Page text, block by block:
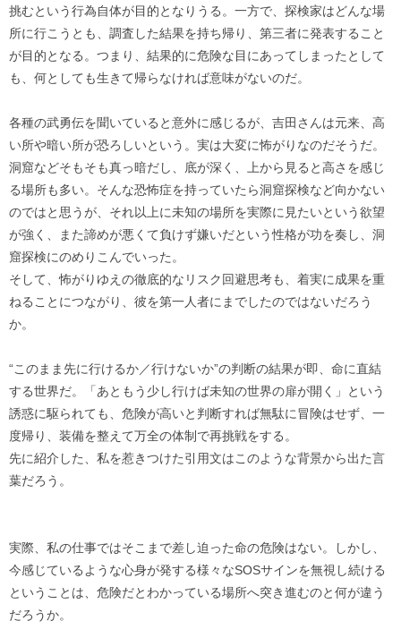
挑むという行為自体が目的となりうる。一方で、探検家はどんな場
所に行こうとも、調査した結果を持ち帰り、第三者に発表すること
が目的となる。つまり、結果的に危険な目にあってしまったとして
も、何としても生きて帰らなければ意味がないのだ。
各種の武勇伝を聞いていると意外に感じるが、吉田さんは元来、高
い所や暗い所が恐ろしいという。実は大変に怖がりなのだそうだ。
洞窟などそもそも真っ暗だし、底が深く、上から見ると高さを感じ
る場所も多い。そんな恐怖症を持っていたら洞窟探検など向かない
のではと思うが、それ以上に未知の場所を実際に見たいという欲望
が強く、また諦めが悪くて負けず嫌いだという性格が功を奏し、洞
窟探検にのめりこんでいった。
そして、怖がりゆえの徹底的なリスク回避思考も、着実に成果を重
ねることにつながり、彼を第一人者にまでしたのではないだろう
か。
“このまま先に行けるか／行けないか”の判断の結果が即、命に直結
する世界だ。「あともう少し行けば未知の世界の扉が開く」という
誘惑に駆られても、危険が高いと判断すれば無駄に冒険はせず、一
度帰り、装備を整えて万全の体制で再挑戦をする。
先に紹介した、私を惹きつけた引用文はこのような背景から出た言
葉だろう。
実際、私の仕事ではそこまで差し迫った命の危険はない。しかし、
今感じているような心身が発する様々なSOSサインを無視し続ける
ということは、危険だとわかっている場所へ突き進むのと何が違う
だろうか。